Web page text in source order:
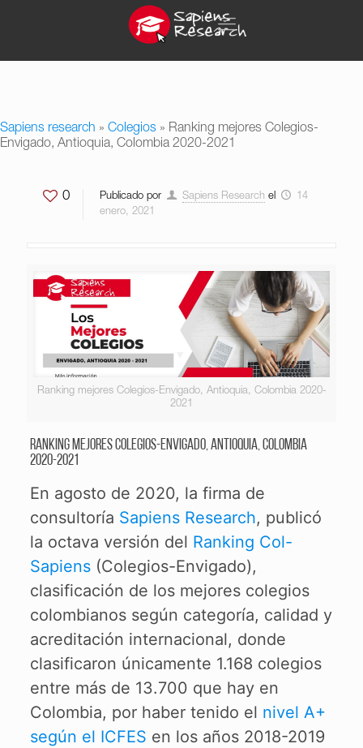
Sapiens research » Colegios » Ranking mejores Colegios-
Envigado, Antioquia, Colombia 2020-2021
0 Publicado por Sapiens Research el
14
enero, 2021
Ranking mejores Colegios-Envigado, Antioquia, Colombia 2020-
2021
Ranking mejores Colegios-Envigado, Antioquia, Colombia
2020-2021
En agosto de 2020, la firma de
consultoría Sapiens Research, publicó
la octava versión del Ranking Col-
Sapiens(Colegios-Envigado),
clasificación de los mejores colegios
colombianos según categoría, calidad y
acreditación internacional, donde
clasificaron únicamente 1.168 colegios
entre más de 13.700 que hay en
Colombia, por haber tenido el nivel A+
según el ICFES en los años 2018-2019